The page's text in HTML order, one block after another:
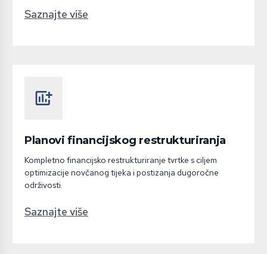
Saznajte više
add_chart
Planovi financijskog restrukturiranja
Kompletno financijsko restrukturiranje tvrtke s ciljem
optimizacije novčanog tijeka i postizanja dugoročne
održivosti.
Saznajte više